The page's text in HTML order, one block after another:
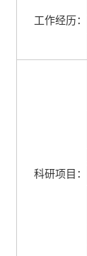
工作经历：
科研项目：